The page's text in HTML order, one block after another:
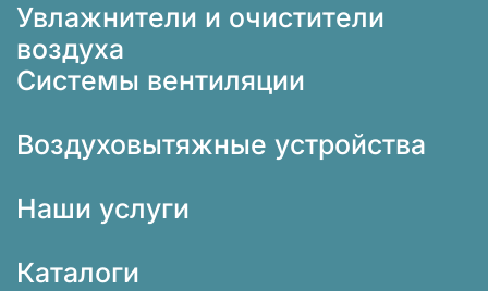
Увлажнители и очистители
воздуха
Системы вентиляции
Воздуховытяжные устройства
Наши услуги
Каталоги